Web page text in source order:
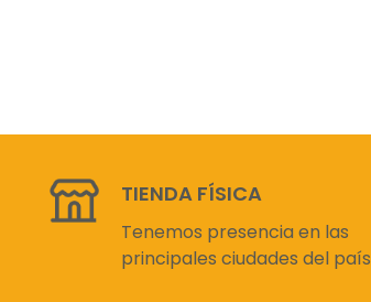
TIENDA FÍSICA
Tenemos presencia en las
principales ciudades del país